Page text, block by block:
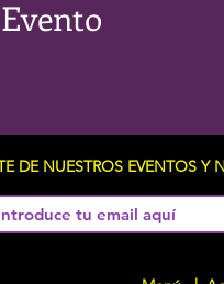
DE NUESTROS EVENTOS